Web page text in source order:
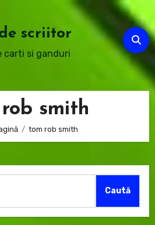
scriitor
carti si ganduri
smith
tom rob smith